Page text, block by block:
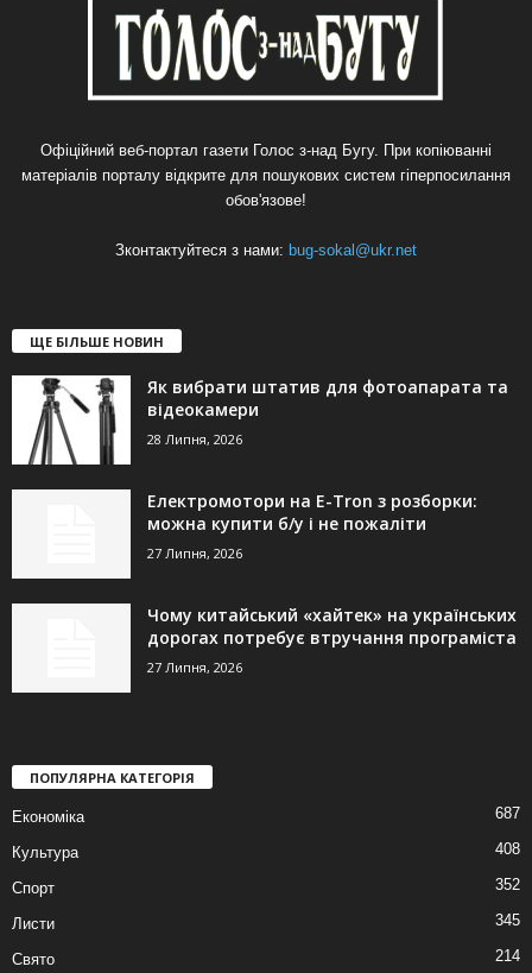
Офіційний веб-портал газети Голос з-над Бугу. При копіюванні
матеріалів порталу відкрите для пошукових систем гіперпосилання
обов'язове!
Зконтактуйтеся з нами: bug-sokal@ukr.net
ЩЕ БІЛЬШЕ НОВИН
Як вибрати штатив для фотоапарата та
відеокамери
28 Липня, 2026
Електромотори на E-Tron з розборки:
можна купити б/у і не пожаліти
27 Липня, 2026
Чому китайський «хайтек» на українських
дорогах потребує втручання програміста
27 Липня, 2026
ПОПУЛЯРНА КАТЕГОРІЯ
Економіка 687
Культура 408
Спорт 352
Листи 345
Свято 214